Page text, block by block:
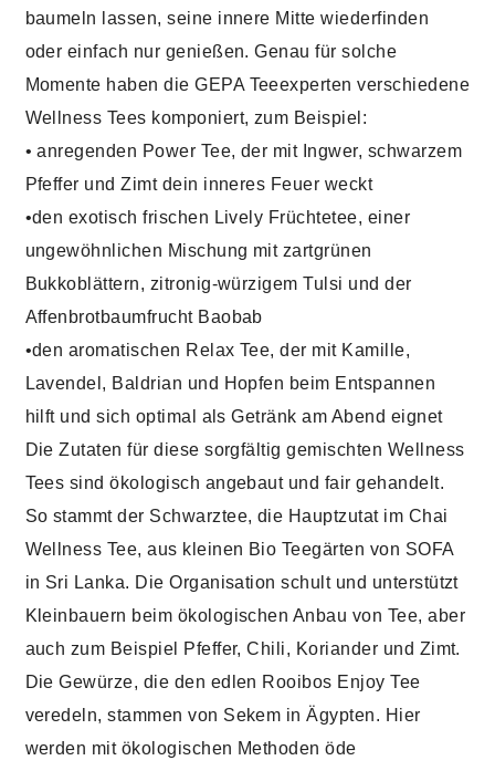
baumeln lassen, seine innere Mitte wiederfinden
oder einfach nur genießen. Genau für solche
Momente haben die GEPA Teeexperten verschiedene
Wellness Tees komponiert, zum Beispiel:
• anregenden Power Tee, der mit Ingwer, schwarzem
Pfeffer und Zimt dein inneres Feuer weckt
•den exotisch frischen Lively Früchtetee, einer
ungewöhnlichen Mischung mit zartgrünen
Bukkoblättern, zitronig-würzigem Tulsi und der
Affenbrotbaumfrucht Baobab
•den aromatischen Relax Tee, der mit Kamille,
Lavendel, Baldrian und Hopfen beim Entspannen
hilft und sich optimal als Getränk am Abend eignet
Die Zutaten für diese sorgfältig gemischten Wellness
Tees sind ökologisch angebaut und fair gehandelt.
So stammt der Schwarztee, die Hauptzutat im Chai
Wellness Tee, aus kleinen Bio Teegärten von SOFA
in Sri Lanka. Die Organisation schult und unterstützt
Kleinbauern beim ökologischen Anbau von Tee, aber
auch zum Beispiel Pfeffer, Chili, Koriander und Zimt.
Die Gewürze, die den edlen Rooibos Enjoy Tee
veredeln, stammen von Sekem in Ägypten. Hier
werden mit ökologischen Methoden öde